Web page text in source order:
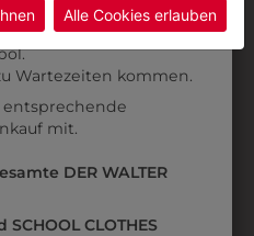
6HHW06WELA
HERRENHEMD
STEHKRAGEN
€ 69,90
im
Alle Cookies erlauben
Termin buchen
Wartezeiten kommen.
mit.
DER WALTER
CLOTHES